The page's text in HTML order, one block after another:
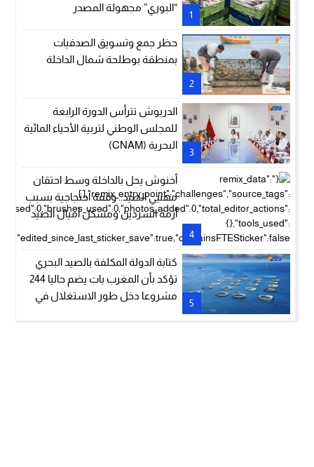
1
“البوري” مجهولة المصدر
2
حظر جمع وتسويق الصدفيات
بمنطقة بوطلحة شمال الداخلة
3
الدريوش تترأس الدورة الرابعة
للمجلس الوطني لتربية الأحياء المائية
البحرية (CNAM)
4
أخنوش يحل بالداخلة وسط احتقان
مهنيي الصيد.. وقفة احتجاجية بسبب
أزمة السردين ومشكل أميال الصيد
5
كتابة الدولة المكلفة بالصيد البحري
تؤكد بأن المغرب بات يضم حاليا 244
مشروعا دخل طور الاستغلال في